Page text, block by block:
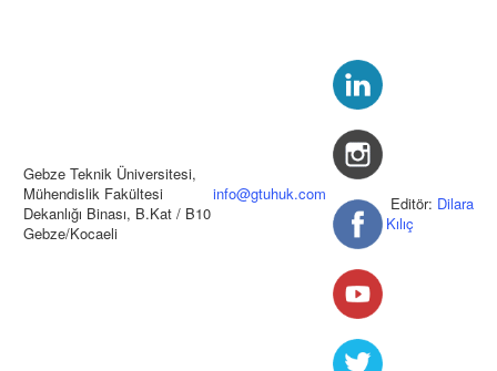
Gebze Teknik Üniversitesi,
Mühendislik Fakültesi
Dekanlığı Binası, B.Kat / B10
Gebze/Kocaeli
info@gtuhuk.com Editör: Dilara
Kılıç